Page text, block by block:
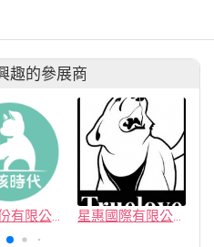
趣的參展商
騰勢股份有限公司 星惠國際有限公司